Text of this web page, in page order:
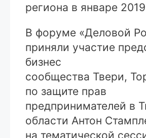
региона в январе
В форуме «Деловой
приняли участие
бизнес
сообщества Твери,
по защите прав
предпринимателей в
области Антон
на тематической